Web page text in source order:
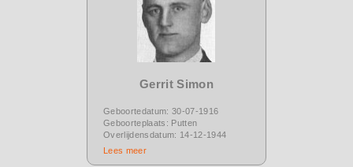
Gerrit Simon
Geboortedatum: 30-07-1916
Geboorteplaats: Putten
Overlijdensdatum: 14-12-1944
Lees meer